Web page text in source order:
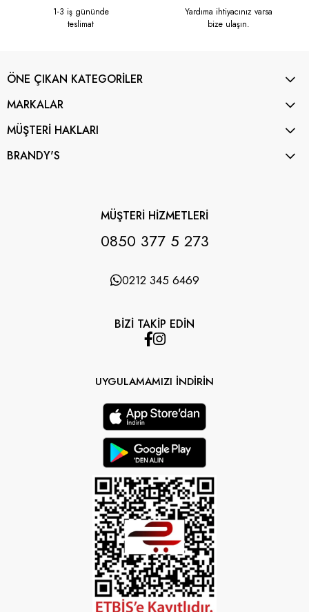
1-3 iş gününde
teslimat
Yardıma ihtiyacınız varsa
bize ulaşın.
ÖNE ÇIKAN KATEGORİLER
MARKALAR
MÜŞTERİ HAKLARI
BRANDY'S
MÜŞTERİ HİZMETLERİ
0850 377 5 273
0212 345 6469
BİZİ TAKİP EDİN
UYGULAMAMIZI İNDİRİN